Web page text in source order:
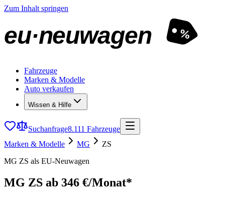
Zum Inhalt springen
eu·neuwagen %
Fahrzeuge
Marken & Modelle
Auto verkaufen
Wissen & Hilfe
Suchanfrage8.111 Fahrzeuge
Marken & Modelle
MG
ZS
MG ZS als EU-Neuwagen
MG ZS ab 346 €/Monat*